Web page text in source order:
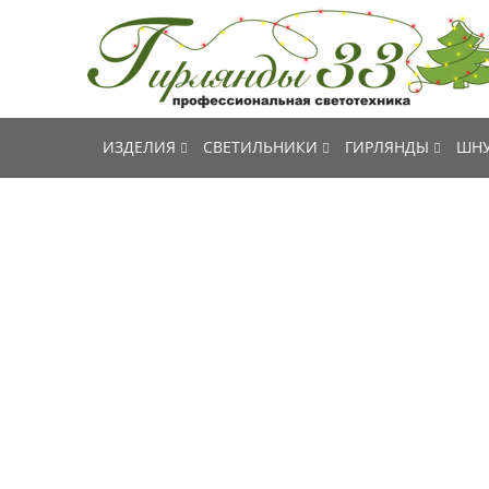
ИЗДЕЛИЯ СВЕТИЛЬНИКИ ГИРЛЯНДЫ